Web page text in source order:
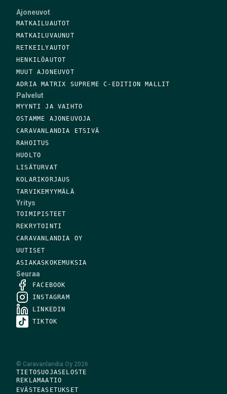
Ajoneuvot
MATKAILUAUTOT
MATKAILUVAUNUT
RETKEILYAUTOT
HENKILÖAUTOT
MUUT AJONEUVOT
ADRIA MATRIX SUPREME C-EDITION MALLIT
Palvelut
MYYNTI JA VAIHTO
OSTAMME AJONEUVOJA
CARAVANLANDIA ETSIVÄ
RAHOITUS
HUOLTO
LISÄTURVAT
KOLARIKORJAUS
TARVIKEMYYMÄLÄ
Yritys
TOIMIPISTEET
REKRYTOINTI
CARAVANLANDIA OY
UUTISET
ASIAKASKOKEMUKSIA
Seuraa
FACEBOOK
INSTAGRAM
LINKEDIN
TIKTOK
© Caravanlandia Oy 2026
TIETOSUOJASELOSTE
REKLAMAATIO
EVÄSTEASETUKSET